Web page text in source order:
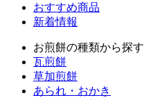
おすすめ商品
新着情報
お煎餅の種類から探す
瓦煎餅
草加煎餅
あられ・おかき